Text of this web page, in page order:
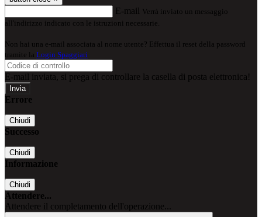
E-mail Verrà inviato un messaggio
all'indirizzo indicato con le istruzioni necessarie.
Non hai una e-mail associata al nome utente? Effettua il reset della password
tramite la Login Spaggiari
E-mail inviata, si prega di controllare la casella di posta elettronica!
Errore
Chiudi
Successo
Chiudi
Informazione
Chiudi
Attendere...
Attendere il completamento dell'operazione...